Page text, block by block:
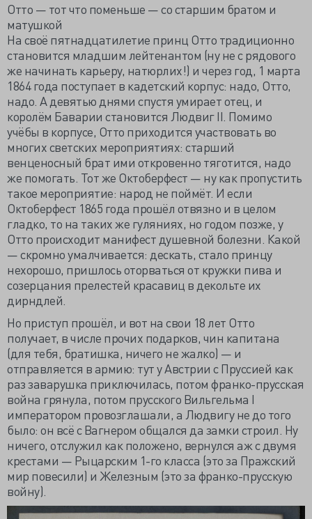
Отто — тот что поменьше — со старшим братом и
матушкой
На своё пятнадцатилетие принц Отто традиционно
становится младшим лейтенантом (ну не с рядового
же начинать карьеру, натюрлих!) и через год, 1 марта
1864 года поступает в кадетский корпус: надо, Отто,
надо. А девятью днями спустя умирает отец, и
королём Баварии становится Людвиг II. Помимо
учёбы в корпусе, Отто приходится участвовать во
многих светских мероприятиях: старший
венценосный брат ими откровенно тяготится, надо
же помогать. Тот же Октоберфест — ну как пропустить
такое мероприятие: народ не поймёт. И если
Октоберфест 1865 года прошёл отвязно и в целом
гладко, то на таких же гуляниях, но годом позже, у
Отто происходит манифест душевной болезни. Какой
— скромно умалчивается: дескать, стало принцу
нехорошо, пришлось оторваться от кружки пива и
созерцания прелестей красавиц в декольте их
дирндлей.
Но приступ прошёл, и вот на свои 18 лет Отто
получает, в числе прочих подарков, чин капитана
(для тебя, братишка, ничего не жалко) — и
отправляется в армию: тут у Австрии с Пруссией как
раз заварушка приключилась, потом франко-прусская
война грянула, потом прусского Вильгельма I
императором провозглашали, а Людвигу не до того
было: он всё с Вагнером общался да замки строил. Ну
ничего, отслужил как положено, вернулся аж с двумя
крестами — Рыцарским 1-го класса (это за Пражский
мир повесили) и Железным (это за франко-прусскую
войну).